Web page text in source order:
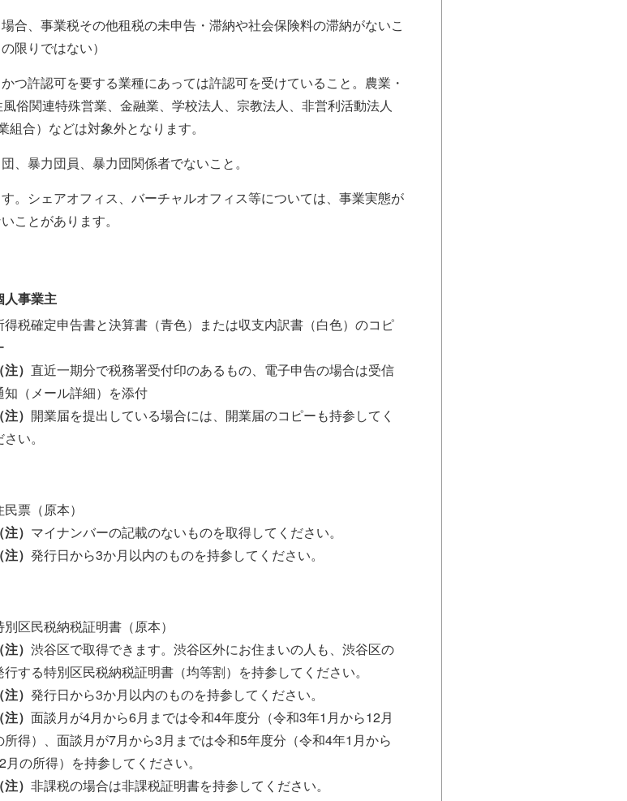
合、事業税その他租税の未申告・滞納や社会保険料の滞納がないこ
限りではない）
つ許認可を要する業種にあっては許認可を受けていること。農業・
俗関連特殊営業、金融業、学校法人、宗教法人、非営利活動法人
合）などは対象外となります。
、暴力団員、暴力団関係者でないこと。
。シェアオフィス、バーチャルオフィス等については、事業実態が
ことがあります。
人事業主
得税確定申告書と決算書（青色）または収支内訳書（白色）のコピ
（注）直近一期分で税務署受付印のあるもの、電子申告の場合は受信
知（メール詳細）を添付
（注） 開業届を提出している場合には、開業届のコピーも持参してく
さい。
民票（原本）
（注） マイナンバーの記載のないものを取得してください。
（注）発行日から3か月以内のものを持参してください。
別区民税納税証明書（原本）
（注）渋谷区で取得できます。渋谷区外にお住まいの人も、渋谷区の
行する特別区民税納税証明書（均等割）を持参してください。
（注）発行日から3か月以内のものを持参してください。
（注）面談月が4月から6月までは令和4年度分（令和3年1月から12月
所得）、面談月が7月から3月までは令和5年度分（令和4年1月から
月の所得）を持参してください。
（注）非課税の場合は非課税証明書を持参してください。